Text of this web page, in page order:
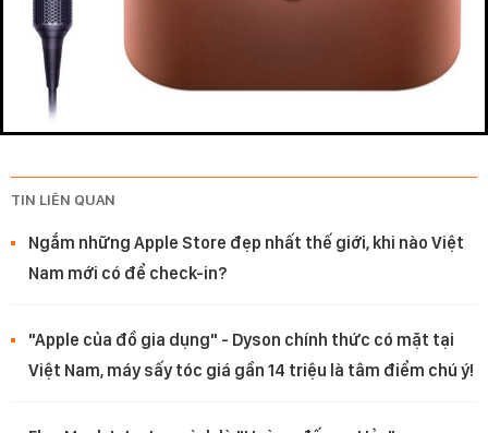
TIN LIÊN QUAN
Ngắm những Apple Store đẹp nhất thế giới, khi nào Việt
Nam mới có để check-in?
"Apple của đồ gia dụng" - Dyson chính thức có mặt tại
Việt Nam, máy sấy tóc giá gần 14 triệu là tâm điểm chú ý!